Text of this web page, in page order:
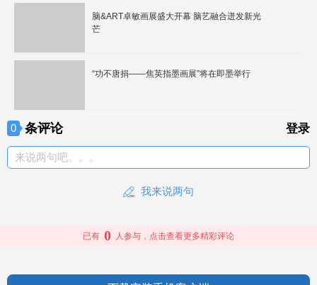
脑&ART卓敏画展盛大开幕 脑艺融合迸发新光
芒
“功不唐捐——焦英指墨画展”将在即墨举行
0 条评论 登录
来说两句吧。。。
我来说两句
已有 0 人参与，点击查看更多精彩评论